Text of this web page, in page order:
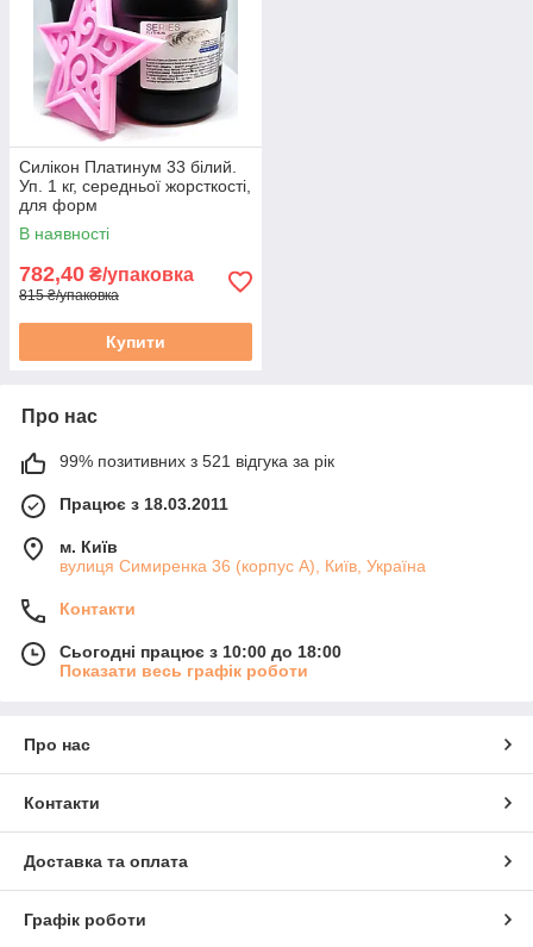
Силікон Платинум 33 білий.
Уп. 1 кг, середньої жорсткості,
для форм
В наявності
782,40 ₴/упаковка
815 ₴/упаковка
Купити
Про нас
99% позитивних з 521 відгука за рік
Працює з 18.03.2011
м. Київ
вулиця Симиренка 36 (корпус А), Київ, Україна
Контакти
Сьогодні працює з 10:00 до 18:00
Показати весь графік роботи
Про нас
Контакти
Доставка та оплата
Графік роботи